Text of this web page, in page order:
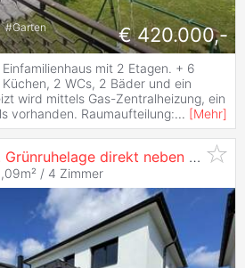
#Garten
€ 420.000,-
mit 2 Etagen. + 6
2 WCs, 2 Bäder und ein
wird mittels Gas-Zentralheizung, ein
vorhanden. Raumaufteilung:... [Mehr]
***PROVISIONSFREI! Grünruhelage direkt neben Eisenstadt!
/ 4 Zimmer